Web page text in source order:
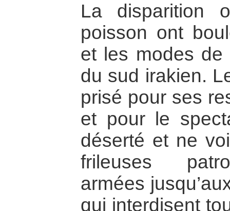
La disparition
poisson ont
et les modes
du sud irakien.
prisé pour ses
et pour le
déserté et ne
frileuses
armées
qui interdisent